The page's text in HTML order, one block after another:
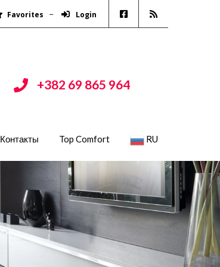
Favorites Login
+382 69 865 964
Контакты Top Comfort RU